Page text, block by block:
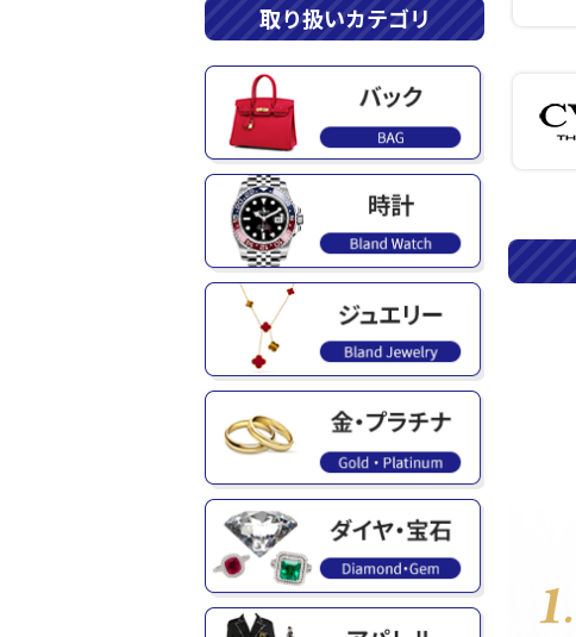
取り扱いカテゴリ